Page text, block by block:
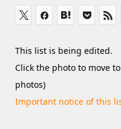
This list is being edited.
Click the photo to move
photos)
Important notice of this